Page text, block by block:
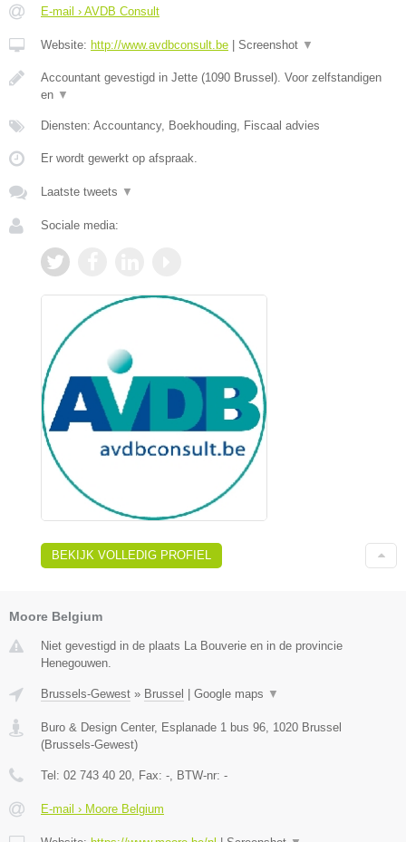
E-mail › AVDB Consult
Website: http://www.avdbconsult.be | Screenshot ▼
Accountant gevestigd in Jette (1090 Brussel). Voor zelfstandigen
en ▼
Diensten: Accountancy, Boekhouding, Fiscaal advies
Er wordt gewerkt op afspraak.
Laatste tweets ▼
Sociale media:
BEKIJK VOLLEDIG PROFIEL
Moore Belgium
Niet gevestigd in de plaats La Bouverie en in de provincie
Henegouwen.
Brussels-Gewest » Brussel | Google maps ▼
Buro & Design Center, Esplanade 1 bus 96 1020 Brussel
(Brussels-Gewest)
Tel: 02 743 40 20 , Fax: - , BTW-nr: -
E-mail › Moore Belgium